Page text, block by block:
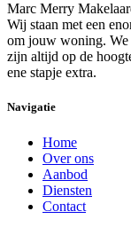
Marc Merry
Wij staan met een
om jouw woning. We
zijn altijd op de
ene stapje extra.
Navigatie
Home
Over ons
Aanbod
Diensten
Contact